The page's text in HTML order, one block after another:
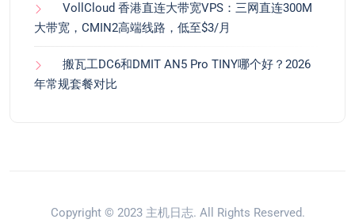
VollCloud 香港直连大带宽VPS：三网直连300M
大带宽，CMIN2高端线路，低至$3/月
搬瓦工DC6和DMIT AN5 Pro TINY哪个好？2026
年常规套餐对比
Copyright © 2023 主机日志. All Rights Reserved.